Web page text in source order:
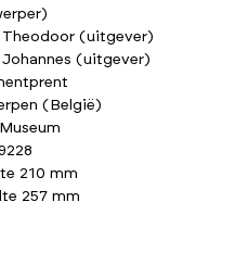
Theodoor (uitgever)
Johannes (uitgever)
(België)
210 mm
257 mm